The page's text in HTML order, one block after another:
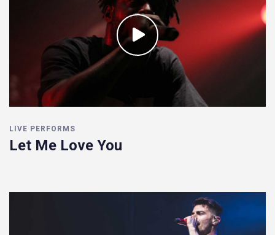
LIVE PERFORMS
Let Me Love You